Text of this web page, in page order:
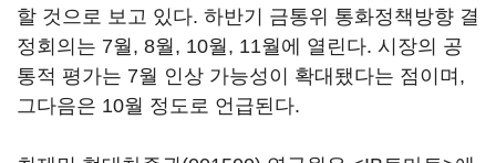
할 것으로 보고 있다. 하반기 금통위 통화정책방향 결
정회의는 7월, 8월, 10월, 11월에 열린다. 시장의 공
통적 평가는 7월 인상 가능성이 확대됐다는 점이며,
그다음은 10월 정도로 언급된다.